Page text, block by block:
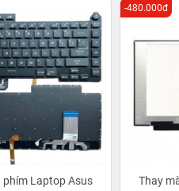
phím Laptop Asus
Thay
-480.000đ